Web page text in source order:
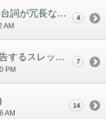
盟をトレードした際のNPCの台詞が冗長なので短縮してほしい
AM
4
フェイスがハマった地形を報告するスレッド
PM
7
AM
14